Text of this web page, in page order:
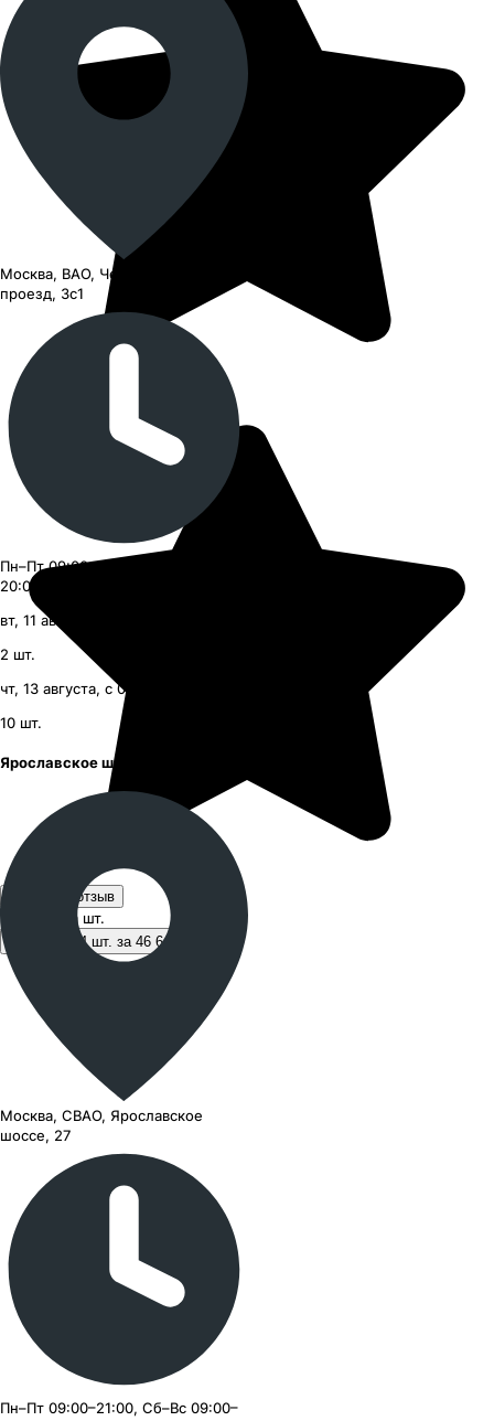
Оставить отзыв
11 660 ₽ за шт.
В корзину 4 шт. за 46 640 ₽
Москва, ВАО, Черницынский
проезд, 3с1
Пн–Пт 09:00–21:00, Сб–Вс 09:00–
20:00
вт, 11 августа, с 09:00
2 шт.
чт, 13 августа, с 09:00
10 шт.
Ярославское шоссе
Москва, СВАО, Ярославское
шоссе, 27
Пн–Пт 09:00–21:00, Сб–Вс 09:00–